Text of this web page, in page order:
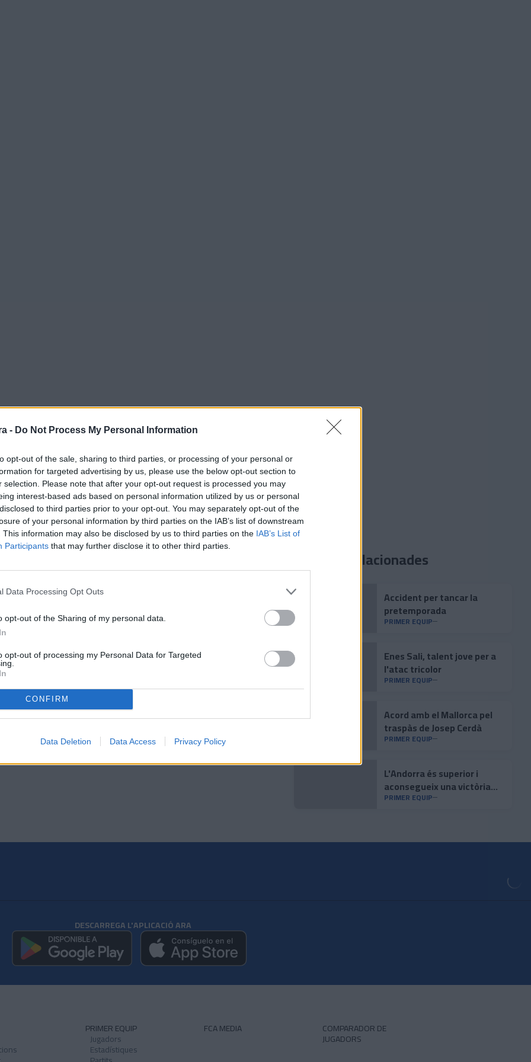
- Do Not Process My Personal Information
opt-out of the sale, sharing to third parties, or processing of your personal or
for targeted advertising by us, please use the below opt-out section to
selection. Please note that after your opt-out request is processed you may
interest-based ads based on personal information utilized by us or personal
to third parties prior to your opt-out. You may separately opt-out of the
of your personal information by third parties on the IAB’s list of downstream
This information may also be disclosed by us to third parties on the IAB’s List of
Participants that may further disclose it to other third parties.
Data Processing Opt Outs
opt-out of the Sharing of my personal data.
opt-out of processing my Personal Data for Targeted
CONFIRM
Data Deletion Data Access Privacy Policy
off per l'ascens a Segona Divisió
la derrota del Gimnàstic de Tarragona
del FC Andorra que, tot i patir els últims
l'avantatge necessari per avançar a la
primer partit del play-off, a disputar-se a
Notícies relacionades
Accident per tancar la
pretemporada
PRIMER EQUIP
Enes Sali, talent jove per a
l'atac tricolor
PRIMER EQUIP
Acord amb el Mallorca pel
traspàs de Josep Cerdà
PRIMER EQUIP
L'Andorra és superior i
aconsegueix una victòria
convincent
PRIMER EQUIP
DESCARREGA L'APLICACIÓ ARA
PRIMER EQUIP
Jugadors
Estadístiques
FCA MEDIA COMPARADOR DE
JUGADORS